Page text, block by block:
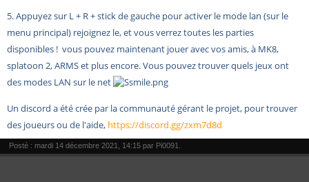
5. Appuyez sur L + R + stick de gauche pour activer le mode lan (sur le
menu principal) rejoignez le, et vous verrez toutes les parties
disponibles ! vous pouvez maintenant jouer avec vos amis, à MK8,
splatoon 2, ARMS et plus encore. Vous pouvez trouver quels jeux ont
des modes LAN sur le net
Un discord a été crée par la communauté gérant le projet, pour trouver
des joueurs ou de l'aide, https://discord.gg/zxm7d8d
Posté : mardi 14 décembre 2021, 14:15 par Pi0091